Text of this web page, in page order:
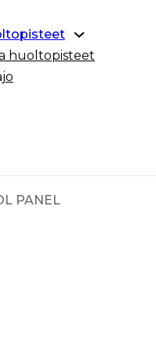
huoltopisteet
PANEL